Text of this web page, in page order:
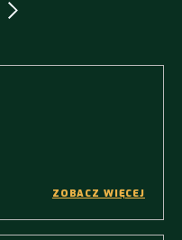
ZOBACZ WIĘCEJ